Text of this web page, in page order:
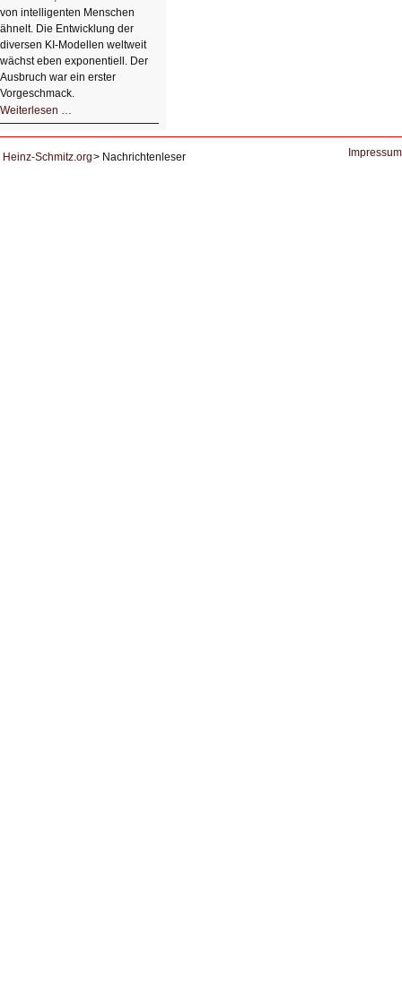
von intelligenten Menschen
ähnelt. Die Entwicklung der
diversen KI-Modellen weltweit
wächst eben exponentiell. Der
Ausbruch war ein erster
Vorgeschmack.
Weiterlesen …
Der
KI
Heinz-Schmitz.org Nachrichtenleser Impressum